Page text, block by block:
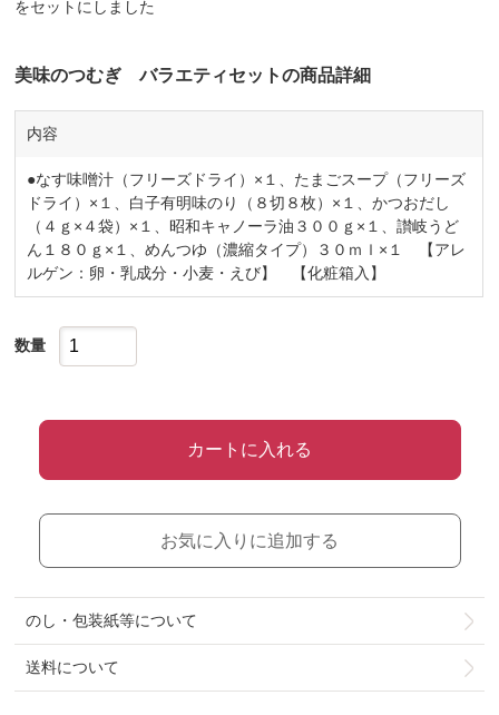
をセットにしました
美味のつむぎ バラエティセットの商品詳細
内容
●なす味噌汁（フリーズドライ）×１、たまごスープ（フリーズ
ドライ）×１、白子有明味のり（８切８枚）×１、かつおだし
（４ｇ×４袋）×１、昭和キャノーラ油３００ｇ×１、讃岐うど
ん１８０ｇ×１、めんつゆ（濃縮タイプ）３０ｍｌ×１ 【アレ
ルゲン：卵・乳成分・小麦・えび】 【化粧箱入】
数量
カートに入れる
お気に入りに追加する
のし・包装紙等について
送料について